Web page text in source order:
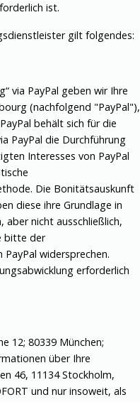
ist.
gilt folgendes:
via PayPal geben wir Ihre
(nachfolgend "PayPal"),
behält sich für die
PayPal die Durchführung
Interesses von PayPal
Die Bonitätsauskunft
diese ihre Grundlage in
aber nicht ausschließlich,
bitte der
widersprechen.
erforderlich
12; 80339 München;
über Ihre
46, 11134 Stockholm,
und nur insoweit, als